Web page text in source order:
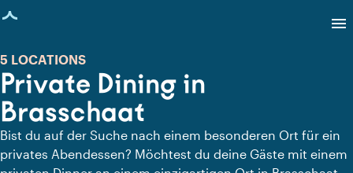
geladen
menu
Private Dining in
Brasschaat
5 LOCATIONS
Bist du auf der Suche nach einem besonderen Ort für ein
privates Abendessen? Möchtest du deine Gäste mit einem